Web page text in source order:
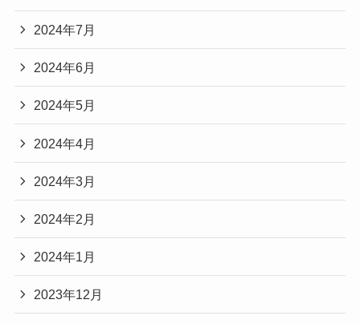
2024年7月
2024年6月
2024年5月
2024年4月
2024年3月
2024年2月
2024年1月
2023年12月